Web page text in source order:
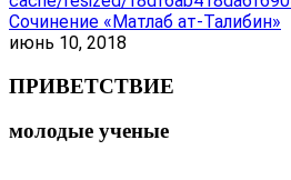
Сочинение «Матлаб ат-Талибин»
июнь 10, 2018
ПРИВЕТСТВИЕ
молодые ученые